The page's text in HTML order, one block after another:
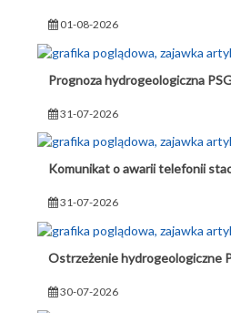
01-08-2026
Prognoza hydrogeologiczna
31-07-2026
Komunikat o awarii telefonii
31-07-2026
Ostrzeżenie hydrogeologiczne
30-07-2026